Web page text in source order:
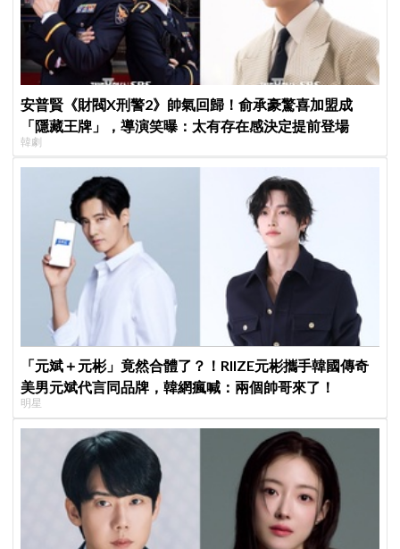
安普賢《財閥X刑警2》帥氣回歸！俞承豪驚喜加盟成
「隱藏王牌」，導演笑曝：太有存在感決定提前登場
韓劇
「元斌＋元彬」竟然合體了？！RIIZE元彬攜手韓國傳奇
美男元斌代言同品牌，韓網瘋喊：兩個帥哥來了！
明星